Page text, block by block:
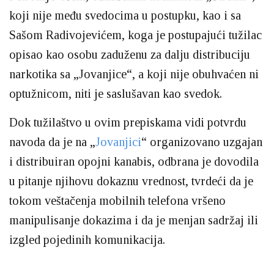
koji nije među svedocima u postupku, kao i sa
Sašom Radivojevićem, koga je postupajući tužilac
opisao kao osobu zaduženu za dalju distribuciju
narkotika sa „Jovanjice“, a koji nije obuhvaćen ni
optužnicom, niti je saslušavan kao svedok.
Dok tužilaštvo u ovim prepiskama vidi potvrdu
navoda da je na „Jovanjici“ organizovano uzgajan
i distribuiran opojni kanabis, odbrana je dovodila
u pitanje njihovu dokaznu vrednost, tvrdeći da je
tokom veštačenja mobilnih telefona vršeno
manipulisanje dokazima i da je menjan sadržaj ili
izgled pojedinih komunikacija.